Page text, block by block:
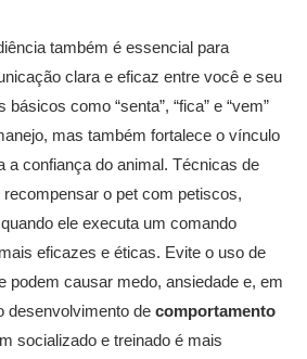
também é essencial para
clara e eficaz entre você e seu
como “senta”, “fica” e “vem”
mas também fortalece o vínculo
a confiança do animal. Técnicas de
o pet com petiscos,
ele executa um comando
eficazes e éticas. Evite o uso de
podem causar medo, ansiedade e, em
desenvolvimento de comportamento
socializado e treinado é mais